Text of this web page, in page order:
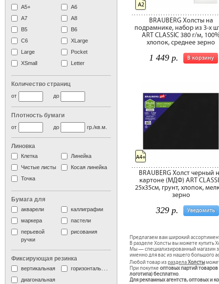
BRAUBERG Холсты на
подрамнике, набор из 3-х
ART CLASSIC 380 г/м,
хлопок, среднее зерно
В корзину
1 449 р.
А2
BRAUBERG Холст черный
картоне (МДФ) ART
25х35см, грунт, хлопок,
зерно
Уведомить
329 р.
A4+
Предлагаем вам широкий
В разделе Холсты вы можете купить
Мы — специализированный магазин
именно для вас из нашего большого
Любой товар изразделаХолсты
При покупке оптовых партий
логотипа) бесплатно.
Для рекламных агентств, оптовых и
A5+
А6
А7
A8
B5
B6
C6
XLarge
Large
Pocket
XSmall
Letter
Количество страниц
до
от
Плотность бумаги
до
от гр./кв.м.
Линовка
Клетка
Линейка
Чистые листы
Косая линейка
Точка
Бумага для
акварели
каллиграфии
маркера
пастели
перьевой
ручки
рисования
Фиксирующая резинка
вертикальная
горизонтальная
диагональная